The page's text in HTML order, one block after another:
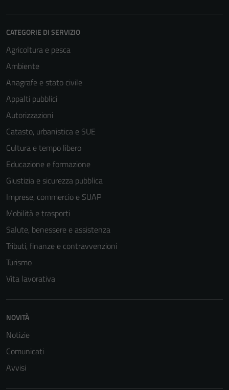
CATEGORIE DI SERVIZIO
Agricoltura e pesca
Ambiente
Anagrafe e stato civile
Appalti pubblici
Autorizzazioni
Catasto, urbanistica e SUE
Cultura e tempo libero
Educazione e formazione
Giustizia e sicurezza pubblica
Imprese, commercio e SUAP
Mobilità e trasporti
Salute, benessere e assistenza
Tributi, finanze e contravvenzioni
Turismo
Vita lavorativa
NOVITÀ
Notizie
Comunicati
Avvisi
sono necessari